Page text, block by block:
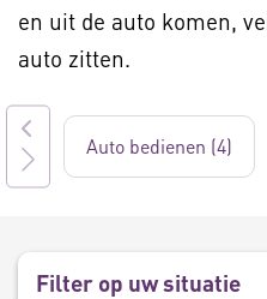
en uit de auto komen,
auto zitten.
Auto bedienen (4)
Filter op uw situatie